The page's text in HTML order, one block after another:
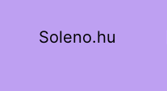
Soleno.hu